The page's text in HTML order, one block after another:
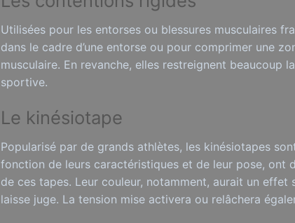
Utilisées pour les entorses ou blessures musculaires
dans le cadre d’une entorse ou pour comprimer une
musculaire. En revanche, elles restreignent
sportive.
Le kinésiotape
Popularisé par de grands athlètes, les kinésiotapes
fonction de leurs caractéristiques et de leur pose, ont
de ces tapes. Leur couleur, notamment, aurait un
laisse juge. La tension mise activera ou relâchera